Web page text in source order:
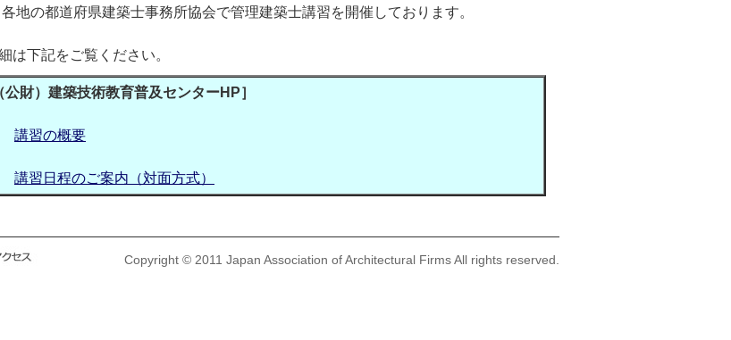
地の都道府県建築士事務所協会で管理建築士講習を開催しております。
は下記をご覧ください。
公財）建築技術教育普及センターHP］
講習の概要
講習日程のご案内（対面方式）
Copyright © 2011 Japan Association of Architectural Firms All rights reserved.